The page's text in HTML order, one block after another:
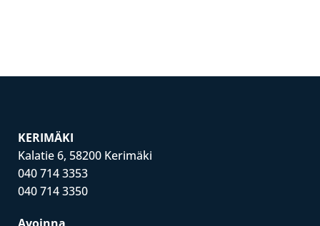
KERIMÄKI
Kalatie 6, 58200 Kerimäki
040 714 3353
040 714 3350